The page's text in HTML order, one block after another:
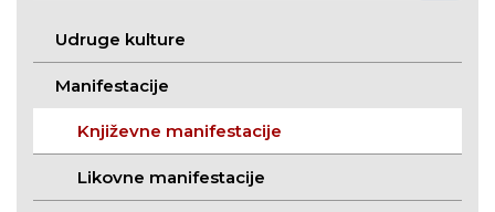
Udruge kulture
Manifestacije
Književne manifestacije
Likovne manifestacije